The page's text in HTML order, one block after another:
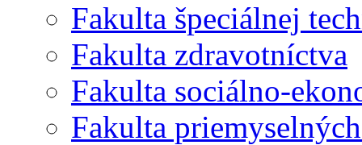
Fakulta špeciálnej
Fakulta zdravotníctva
Fakulta sociálno-
Fakulta